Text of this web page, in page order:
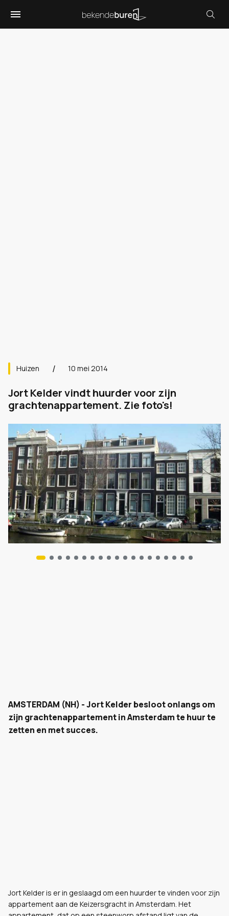
Huizen 10 mei 2014
Jort Kelder vindt huurder voor zijn
grachtenappartement. Zie foto's!
AMSTERDAM (NH) - Jort Kelder besloot onlangs om
zijn grachtenappartement in Amsterdam te huur te
zetten en met succes.
Jort Kelder is er in geslaagd om een huurder te vinden voor zijn
appartement aan de Keizersgracht in Amsterdam. Het